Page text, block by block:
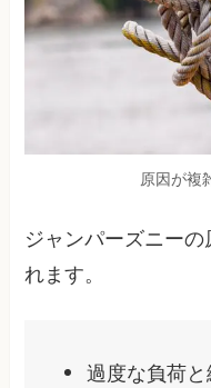
原因が複
ジャンパーズニー
れます。
過度な負荷